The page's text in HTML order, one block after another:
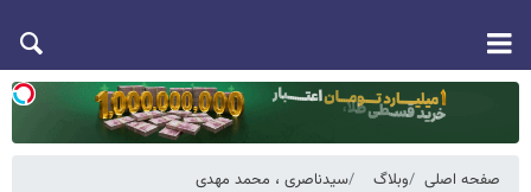
صفحه اصلی وبلاگ سیدناصری ، محمد مهدی